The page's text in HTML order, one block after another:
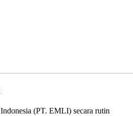
(PT. EMLI) secara rutin